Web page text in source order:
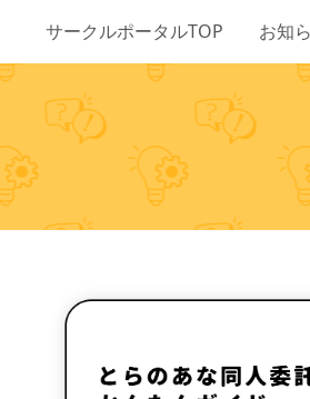
サークルポータルTOP お知